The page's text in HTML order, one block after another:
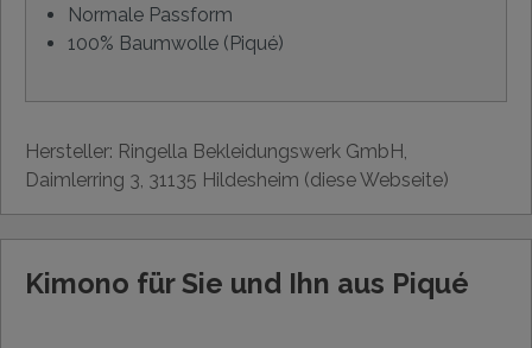
Normale Passform
100% Baumwolle (Piqué)
Hersteller: Ringella Bekleidungswerk GmbH,
Daimlerring 3, 31135 Hildesheim (diese Webseite)
Kimono für Sie und Ihn aus Piqué